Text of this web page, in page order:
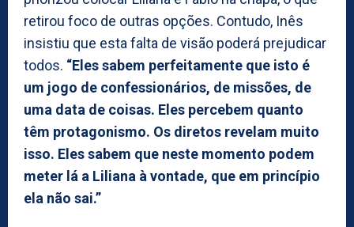
retirou foco de outras opções. Contudo, Inês
insistiu que esta falta de visão poderá prejudicar
todos. “Eles sabem perfeitamente que isto é
um jogo de confessionários, de missões, de
uma data de coisas. Eles percebem quanto
têm protagonismo. Os diretos revelam muito
isso. Eles sabem que neste momento podem
meter lá a Liliana à vontade, que em princípio
ela não sai.”